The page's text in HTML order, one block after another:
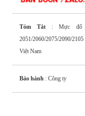
Tóm Tắt : Mực đổ
2051/2060/2075/2090/
Việt Nam
Bảo hành : Công ty